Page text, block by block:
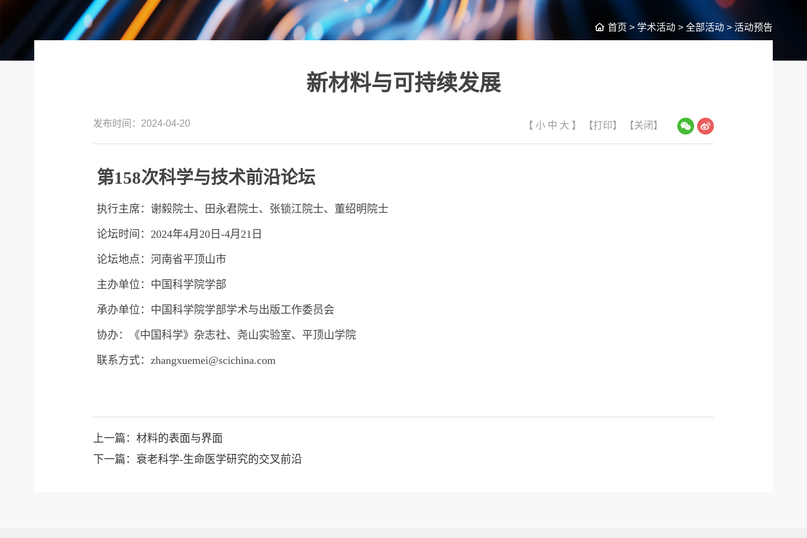
首页 > 学术活动 > 全部活动 > 活动预告
新材料与可持续发展
发布时间：2024-04-20 【 小 中 大 】 【打印】 【关闭】
第158次科学与技术前沿论坛
执行主席：谢毅院士、田永君院士、张锁江院士、董绍明院士
论坛时间：2024年4月20日-4月21日
论坛地点：河南省平顶山市
主办单位：中国科学院学部
承办单位：中国科学院学部学术与出版工作委员会
协办：《中国科学》杂志社、尧山实验室、平顶山学院
联系方式：zhangxuemei@scichina.com
上一篇：材料的表面与界面
下一篇：衰老科学-生命医学研究的交叉前沿